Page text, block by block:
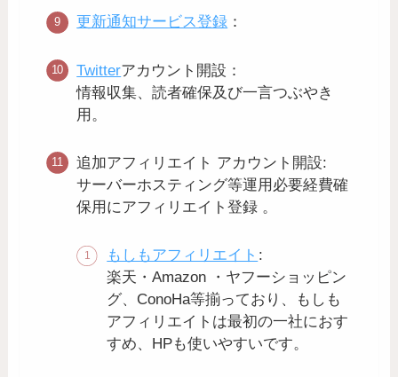
更新通知サービス登録 ：
Twitterアカウント開設：
情報収集、読者確保及び一言つぶやき
用。
追加アフィリエイト アカウント開設:
サーバーホスティング等運用必要経費確
保用にアフィリエイト登録 。
もしもアフィリエイト :
楽天・Amazon ・ヤフーショッピン
グ、ConoHa等揃っており、もしも
アフィリエイトは最初の一社におす
すめ、HPも使いやすいです。